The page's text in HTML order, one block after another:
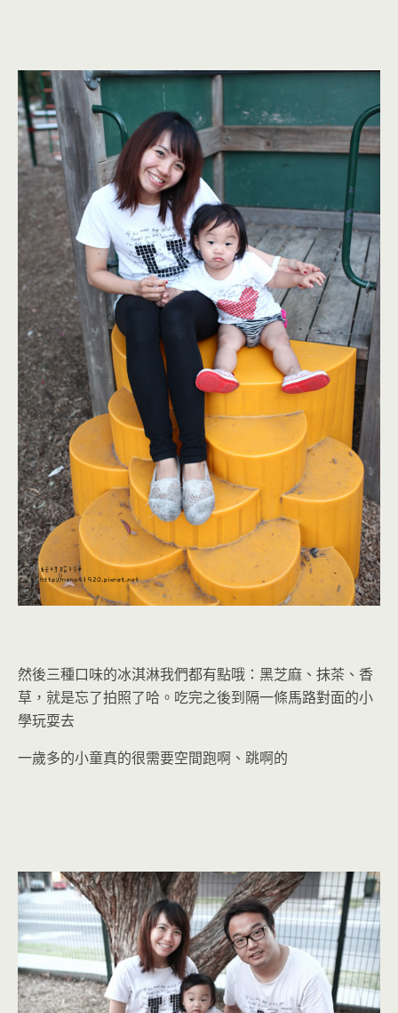
然後三種口味的冰淇淋我們都有點哦：黑芝麻、抹茶、香
草，就是忘了拍照了哈。吃完之後到隔一條馬路對面的小
學玩耍去
一歲多的小童真的很需要空間跑啊、跳啊的